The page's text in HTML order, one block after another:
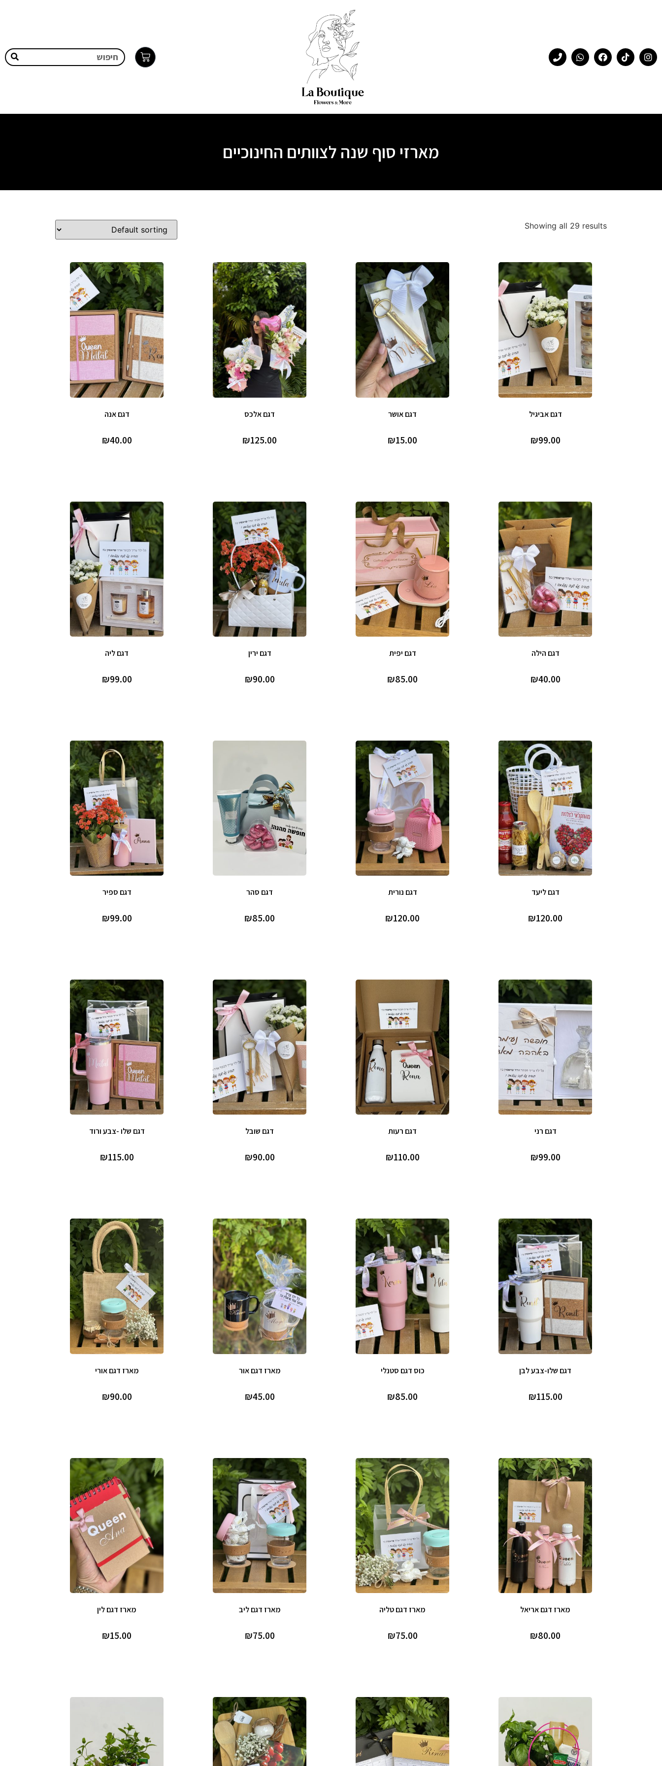
מארזי סוף שנה לצוותים החינוכיים
Showing all 29 results
דגם אביגיל
₪99.00
דגם אושר
₪15.00
דגם אלכס
₪125.00
דגם אנה
₪40.00
דגם הילה
₪40.00
דגם יפית
₪85.00
דגם ירין
₪90.00
דגם ליה
₪99.00
דגם ליעד
₪120.00
דגם נורית
₪120.00
דגם סהר
₪85.00
דגם ספיר
₪99.00
דגם רני
₪99.00
דגם רעות
₪110.00
דגם שובל
₪90.00
דגם שלו -צבע ורוד
₪115.00
דגם שלו-צבע לבן
₪115.00
כוס דגם סטנלי
₪85.00
מארז דגם אור
₪45.00
מארז דגם אורי
₪90.00
מארז דגם אריאל
₪80.00
מארז דגם טליה
₪75.00
מארז דגם ליב
₪75.00
מארז דגם לין
₪15.00